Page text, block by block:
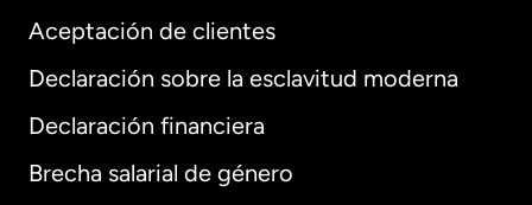
Aceptación de clientes
Declaración sobre la esclavitud moderna
Declaración financiera
Brecha salarial de género
Internacional English